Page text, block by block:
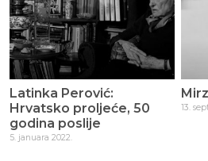
Latinka Perović:
Hrvatsko proljeće, 50
godina poslije
5. januara 2022.
13.